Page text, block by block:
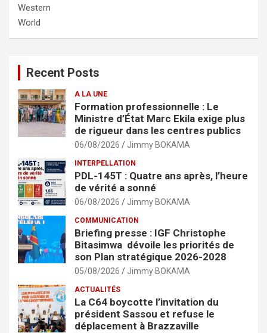
Western
World
Recent Posts
A LA UNE
Formation professionnelle : Le
Ministre d’État Marc Ekila exige plus
de rigueur dans les centres publics
06/08/2026 Jimmy BOKAMA
INTERPELLATION
PDL-145T : Quatre ans après, l’heure
de vérité a sonné
06/08/2026 Jimmy BOKAMA
COMMUNICATION
Briefing presse : IGF Christophe
Bitasimwa dévoile les priorités de
son Plan stratégique 2026-2028
05/08/2026 Jimmy BOKAMA
ACTUALITÉS
La C64 boycotte l’invitation du
président Sassou et refuse le
déplacement à Brazzaville